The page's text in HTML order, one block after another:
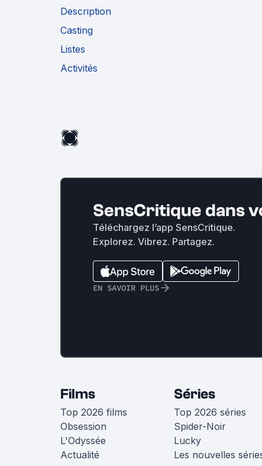
Description
Casting
Listes
Activités
SensCritique dans
Téléchargez l’app SensCritique.
Explorez. Vibrez. Partagez.
EN SAVOIR PLUS
Films
Top 2026 films
Obsession
L'Odyssée
Actualité
Séries
Top 2026 séries
Spider-Noir
Lucky
Les nouvelles